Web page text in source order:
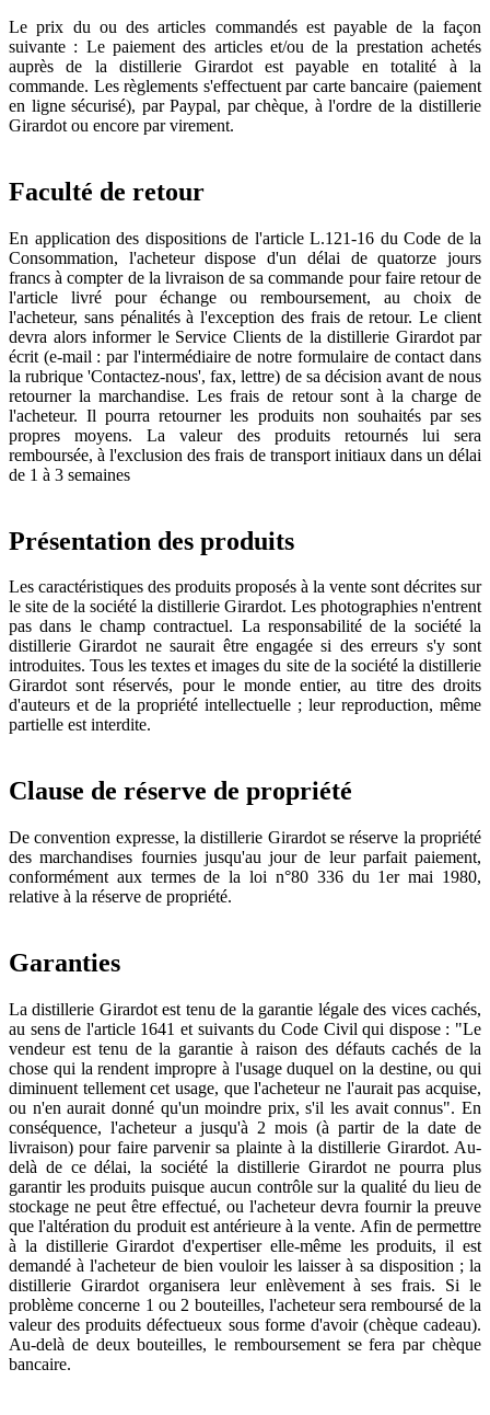
Le prix du ou des articles commandés est payable de la façon
suivante : Le paiement des articles et/ou de la prestation achetés
auprès de la distillerie Girardot est payable en totalité à la
commande. Les règlements s'effectuent par carte bancaire (paiement
en ligne sécurisé), par Paypal, par chèque, à l'ordre de la distillerie
Girardot ou encore par virement.
Faculté de retour
En application des dispositions de l'article L.121-16 du Code de la
Consommation, l'acheteur dispose d'un délai de quatorze jours
francs à compter de la livraison de sa commande pour faire retour de
l'article livré pour échange ou remboursement, au choix de
l'acheteur, sans pénalités à l'exception des frais de retour. Le client
devra alors informer le Service Clients de la distillerie Girardot par
écrit (e-mail : par l'intermédiaire de notre formulaire de contact dans
la rubrique 'Contactez-nous', fax, lettre) de sa décision avant de nous
retourner la marchandise. Les frais de retour sont à la charge de
l'acheteur. Il pourra retourner les produits non souhaités par ses
propres moyens. La valeur des produits retournés lui sera
remboursée, à l'exclusion des frais de transport initiaux dans un délai
de 1 à 3 semaines
Présentation des produits
Les caractéristiques des produits proposés à la vente sont décrites sur
le site de la société la distillerie Girardot. Les photographies n'entrent
pas dans le champ contractuel. La responsabilité de la société la
distillerie Girardot ne saurait être engagée si des erreurs s'y sont
introduites. Tous les textes et images du site de la société la distillerie
Girardot sont réservés, pour le monde entier, au titre des droits
d'auteurs et de la propriété intellectuelle ; leur reproduction, même
partielle est interdite.
Clause de réserve de propriété
De convention expresse, la distillerie Girardot se réserve la propriété
des marchandises fournies jusqu'au jour de leur parfait paiement,
conformément aux termes de la loi n°80 336 du 1er mai 1980,
relative à la réserve de propriété.
Garanties
La distillerie Girardot est tenu de la garantie légale des vices cachés,
au sens de l'article 1641 et suivants du Code Civil qui dispose : "Le
vendeur est tenu de la garantie à raison des défauts cachés de la
chose qui la rendent impropre à l'usage duquel on la destine, ou qui
diminuent tellement cet usage, que l'acheteur ne l'aurait pas acquise,
ou n'en aurait donné qu'un moindre prix, s'il les avait connus". En
conséquence, l'acheteur a jusqu'à 2 mois (à partir de la date de
livraison) pour faire parvenir sa plainte à la distillerie Girardot. Au-
delà de ce délai, la société la distillerie Girardot ne pourra plus
garantir les produits puisque aucun contrôle sur la qualité du lieu de
stockage ne peut être effectué, ou l'acheteur devra fournir la preuve
que l'altération du produit est antérieure à la vente. Afin de permettre
à la distillerie Girardot d'expertiser elle-même les produits, il est
demandé à l'acheteur de bien vouloir les laisser à sa disposition ; la
distillerie Girardot organisera leur enlèvement à ses frais. Si le
problème concerne 1 ou 2 bouteilles, l'acheteur sera remboursé de la
valeur des produits défectueux sous forme d'avoir (chèque cadeau).
Au-delà de deux bouteilles, le remboursement se fera par chèque
bancaire.